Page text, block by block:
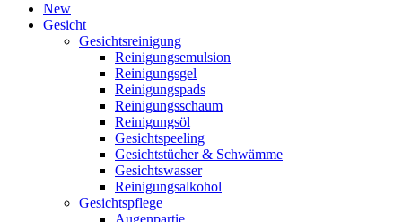
New
Gesicht
Gesichtsreinigung
Reinigungsemulsion
Reinigungsgel
Reinigungspads
Reinigungsschaum
Reinigungsöl
Gesichtspeeling
Gesichtstücher & Schwämme
Gesichtswasser
Reinigungsalkohol
Gesichtspflege
Augenpartie